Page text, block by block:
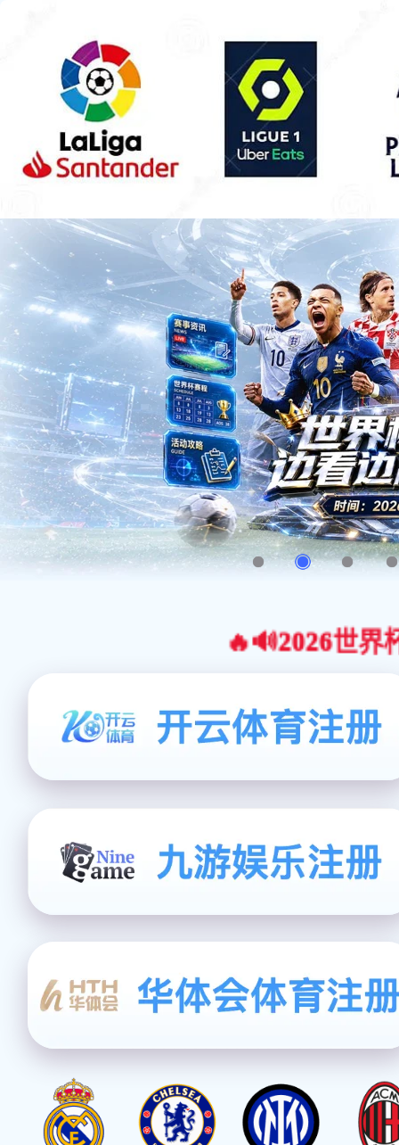
🔥🔊2026世界杯官网